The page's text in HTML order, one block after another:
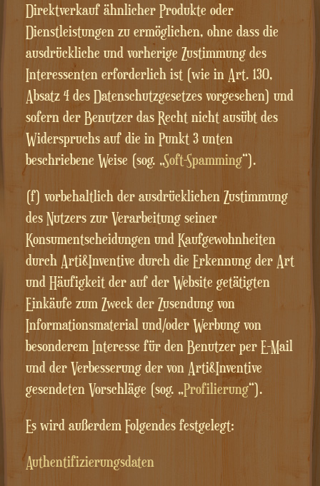
Direktverkauf ähnlicher Produkte oder
Dienstleistungen zu ermöglichen, ohne dass die
ausdrückliche und vorherige Zustimmung des
Interessenten erforderlich ist (wie in Art. 130,
Absatz 4 des Datenschutzgesetzes vorgesehen) und
sofern der Benutzer das Recht nicht ausübt des
Widerspruchs auf die in Punkt 3 unten
beschriebene Weise (sog. „Soft-Spamming“).
(f) vorbehaltlich der ausdrücklichen Zustimmung
des Nutzers zur Verarbeitung seiner
Konsumentscheidungen und Kaufgewohnheiten
durch Arti&Inventive durch die Erkennung der Art
und Häufigkeit der auf der Website getätigten
Einkäufe zum Zweck der Zusendung von
Informationsmaterial und/oder Werbung von
besonderem Interesse für den Benutzer per E-Mail
und der Verbesserung der von Arti&Inventive
gesendeten Vorschläge (sog. „Profilierung“).
Es wird außerdem Folgendes festgelegt:
Authentifizierungsdaten